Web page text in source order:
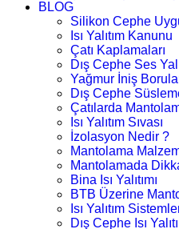
BLOG
Silikon Cephe
Isı Yalıtım Kanunu
Çatı Kaplamaları
Dış Cephe Ses
Yağmur İniş
Dış Cephe
Çatılarda
Isı Yalıtım Sıvası
İzolasyon Nedir ?
Mantolama
Mantolamada
Bina Isı Yalıtımı
BTB Üzerine
Isı Yalıtım
Dış Cephe Isı